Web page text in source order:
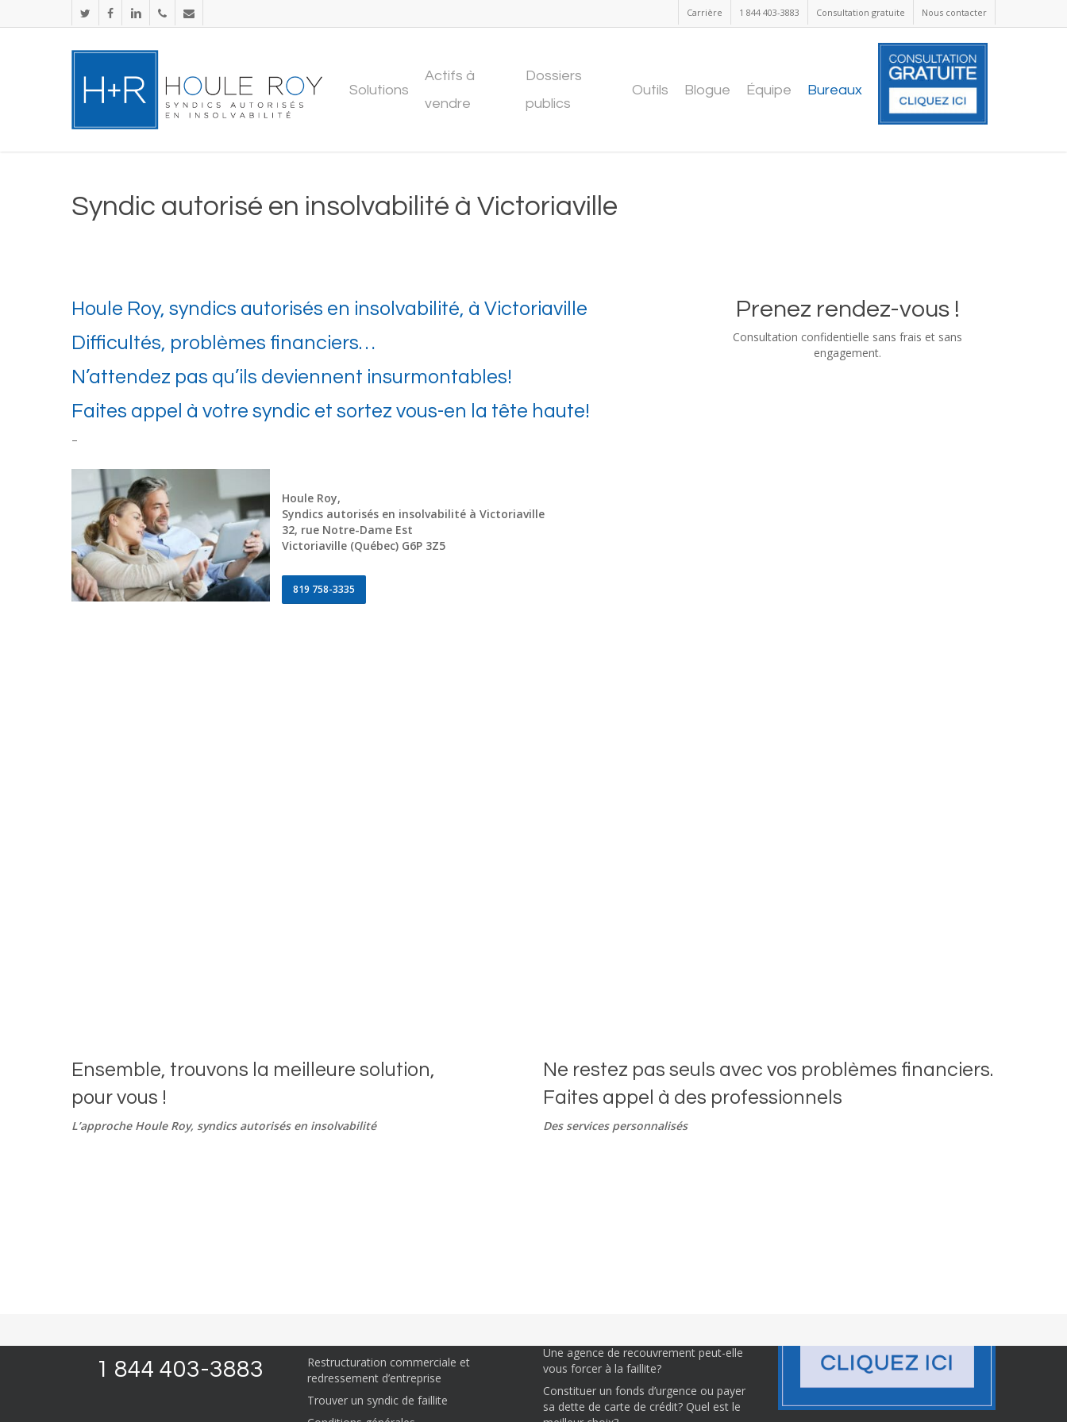
twitterfacebooklinkedinphoneemail Carrière 1 844 403-3883 Consultation gratuite Nous contacter
Solutions
Actifs à
vendre
Dossiers
publics
Outils Blogue Équipe Bureaux
Syndic autorisé en insolvabilité à Victoriaville
Houle Roy, syndics autorisés en insolvabilité, à Victoriaville
Difficultés, problèmes financiers…
N’attendez pas qu’ils deviennent insurmontables!
Faites appel à votre syndic et sortez vous-en la tête haute!
–
Houle Roy,
Syndics autorisés en insolvabilité à Victoriaville
32, rue Notre-Dame Est
Victoriaville (Québec) G6P 3Z5
819 758-3335
Prenez rendez-vous !
Consultation confidentielle sans frais et sans
engagement.
Ensemble, trouvons la meilleure solution,
pour vous !
L’approche Houle Roy, syndics autorisés en insolvabilité
Ne restez pas seuls avec vos problèmes financiers.
Faites appel à des professionnels
Des services personnalisés
1 844 403-3883
Restructuration commerciale et
redressement d’entreprise
Trouver un syndic de faillite
Une agence de recouvrement peut-elle
vous forcer à la faillite?
Constituer un fonds d’urgence ou payer
sa dette de carte de crédit? Quel est le